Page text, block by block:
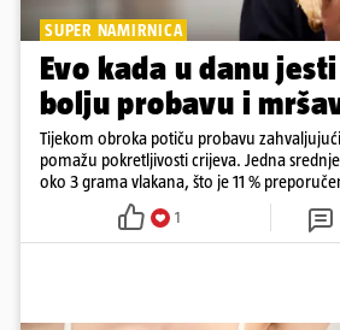
SUPER NAMIRNICA
Evo kada u danu
bolju probavu i
Tijekom obroka potiču probavu
pomažu pokretljivosti crijeva. Jedna
oko 3 grama vlakana, što je 11 %
1